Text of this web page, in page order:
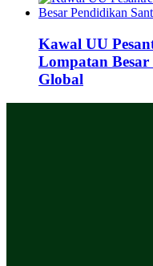
Kawal UU
Lompatan
Global